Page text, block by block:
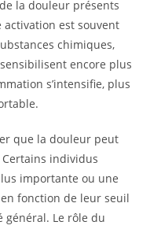
la douleur présents
est souvent
chimiques,
encore plus
s’intensifie, plus
que la douleur peut
individus
importante ou une
fonction de leur seuil
Le rôle du